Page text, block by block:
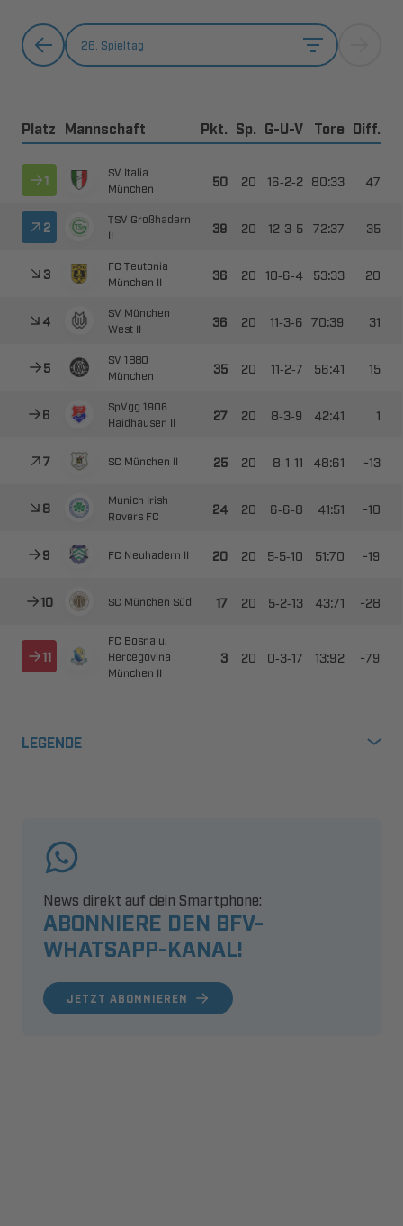
26. Spieltag
Platz Mannschaft Pkt. Sp. G-U-V Tore Diff.

 

  --  

 

  --  

 
 
  --  

 
 
  --  

 

  --  

 
 
  --  
      --  ​

 
 
  --  ​
      --  ​
      --  ​

  

 
  --  ​
LEGENDE
ABONNIERE DEN BFV-
WHATSAPP-KANAL!
News direkt auf dein Smartphone:
JETZT ABONNIEREN